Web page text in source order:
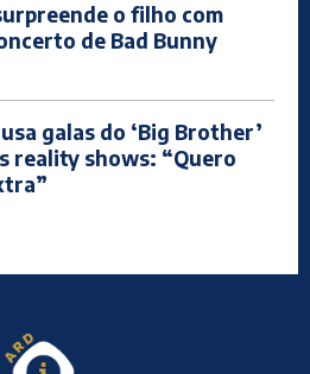
o filho com
de Bad Bunny
galas do ‘Big Brother’
reality shows: “Quero